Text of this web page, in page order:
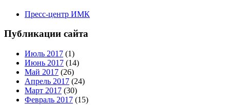
Пресс-центр ИМК
Публикации сайта
Июль 2017 (1)
Июнь 2017 (14)
Май 2017 (26)
Апрель 2017 (24)
Март 2017 (30)
Февраль 2017 (15)